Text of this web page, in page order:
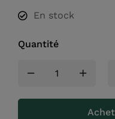
En stock
Quantité